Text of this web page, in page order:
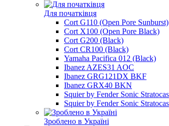
Для початківця
Cort G110 (Open Pore Sunburst)
Cort X100 (Open Pore Black)
Cort G200 (Black)
Cort CR100 (Black)
Yamaha Pacifica 012 (Black)
Ibanez AZES31 AOC
Ibanez GRG121DX BKF
Ibanez GRX40 BKN
Squier by Fender Sonic
Squier by Fender Sonic
Зроблено в Україні